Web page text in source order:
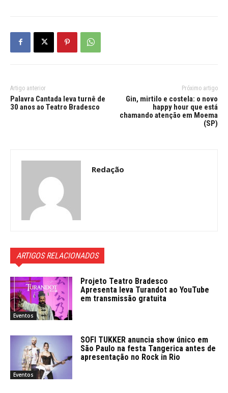
Artigo anterior
Palavra Cantada leva turnê de
30 anos ao Teatro Bradesco
Próximo artigo
Gin, mirtilo e costela: o novo
happy hour que está
chamando atenção em Moema
(SP)
Redação
ARTIGOS RELACIONADOS
Eventos
Projeto Teatro Bradesco
Apresenta leva Turandot ao YouTube
em transmissão gratuita
Eventos
SOFI TUKKER anuncia show único em
São Paulo na festa Tangerica antes de
apresentação no Rock in Rio